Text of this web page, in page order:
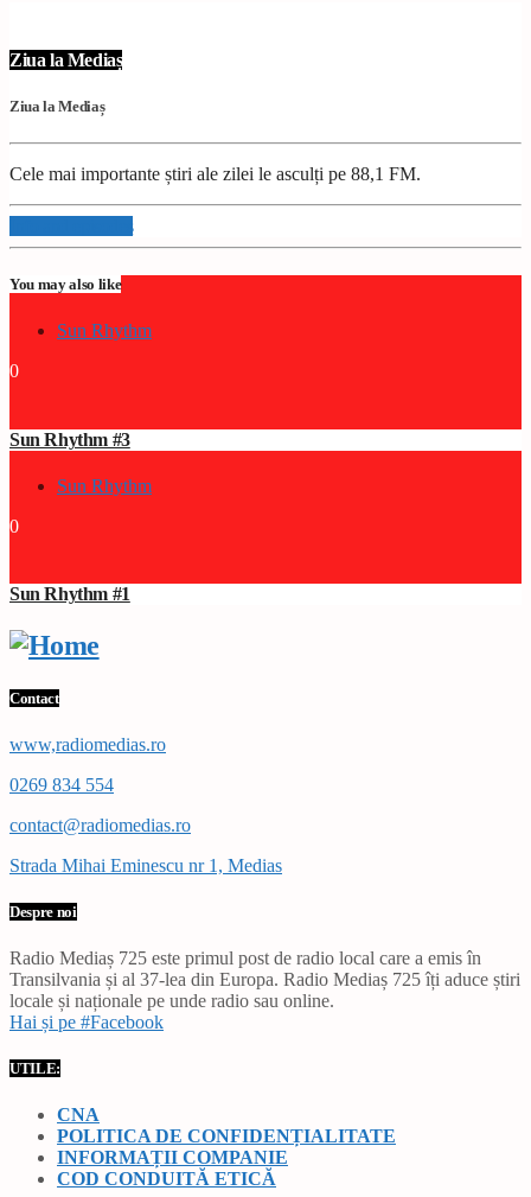
Ziua la Mediaș
Ziua la Mediaș
Cele mai importante știri ale zilei le asculți pe 88,1 FM.
Info and episodes
You may also like
Sun Rhythm
0
Sun Rhythm #3
Sun Rhythm
0
Sun Rhythm #1
Contact
www,radiomedias.ro
0269 834 554
contact@radiomedias.ro
Strada Mihai Eminescu nr 1, Medias
Despre noi
Radio Mediaș 725 este primul post de radio local care a emis în
Transilvania și al 37-lea din Europa. Radio Mediaș 725 îți aduce știri
locale și naționale pe unde radio sau online.
Hai și pe #Facebook
UTILE:
CNA
POLITICA DE CONFIDENȚIALITATE
INFORMAȚII COMPANIE
COD CONDUITĂ ETICĂ